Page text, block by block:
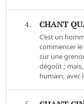
4. CHANT
C’est un
commencer
sur une
dégoût ;
humain, avec